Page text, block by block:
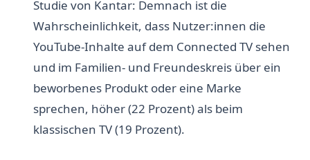
Studie von Kantar: Demnach ist die
Wahrscheinlichkeit, dass Nutzer:innen die
YouTube-Inhalte auf dem Connected TV sehen
und im Familien- und Freundeskreis über ein
beworbenes Produkt oder eine Marke
sprechen, höher (22 Prozent) als beim
klassischen TV (19 Prozent).